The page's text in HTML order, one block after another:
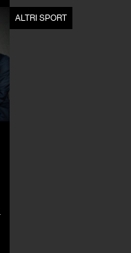
ALTRI SPORT